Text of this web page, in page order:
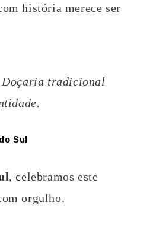
história merece ser
tradicional
Sul
, celebramos este
orgulho.